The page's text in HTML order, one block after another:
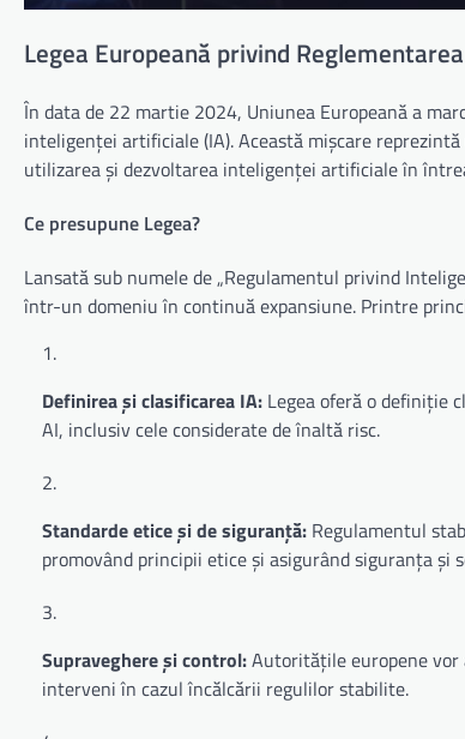
Legea Europeană privind
În data de 22 martie 2024, Uniunea Europeană a
inteligenței artificiale (IA). Această mișcare
utilizarea și dezvoltarea inteligenței artificiale în
Ce presupune Legea?
Lansată sub numele de „Regulamentul privind
într-un domeniu în continuă expansiune. Printre
Definirea și clasificarea IA: Legea oferă o definiție
AI, inclusiv cele considerate de înaltă risc.
Standarde etice și de siguranță: Regulamentul
promovând principii etice și asigurând siguranța și
Supraveghere și control:Autoritățile europene vor
interveni în cazul încălcării regulilor stabilite.